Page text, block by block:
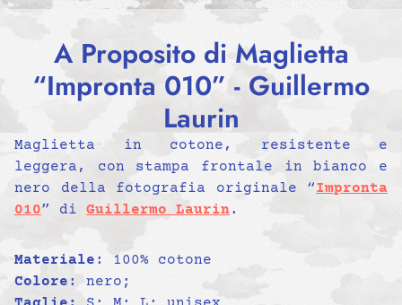
A Proposito di Maglietta
“Impronta 010” - Guillermo
Laurin
Maglietta in cotone, resistente e
leggera, con stampa frontale in bianco e
nero della fotografia originale “Impronta
010” di Guillermo Laurin.
Materiale : 100% cotone
Colore : nero;